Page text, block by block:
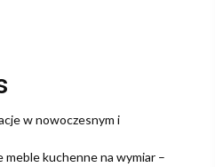
w nowoczesnym i
kuchenne na wymiar –